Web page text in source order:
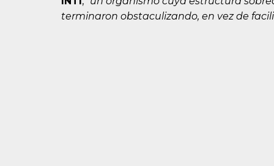
terminaron obstaculizando, en vez de